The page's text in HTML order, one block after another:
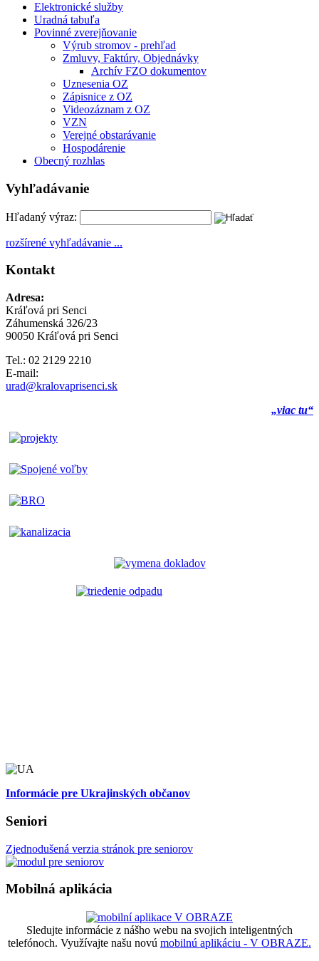
Elektronické služby
Uradná tabuľa
Povinné zverejňovanie
Výrub stromov - prehľad
Zmluvy, Faktúry, Objednávky
Archív FZO dokumentov
Uznesenia OZ
Zápisnice z OZ
Videozáznam z OZ
VZN
Verejné obstarávanie
Hospodárenie
Obecný rozhlas
Vyhľadávanie
Hľadaný výraz:
rozšírené vyhľadávanie ...
Kontakt
Adresa:
Kráľová pri Senci
Záhumenská 326/23
90050 Kráľová pri Senci
Tel.: 02 2129 2210
E-mail:
urad@kralovaprisenci.sk
„viac tu“
Informácie pre Ukrajinských občanov
Seniori
Zjednodušená verzia stránok pre seniorov
Mobilná aplikácia
Sledujte informácie z nášho webu na svojich inteligentných
telefónoch. Využívajte našu novú mobilnú aplikáciu - V OBRAZE.